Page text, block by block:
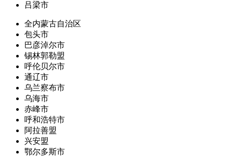
吕梁市
全内蒙古自治区
包头市
巴彦淖尔市
锡林郭勒盟
呼伦贝尔市
通辽市
乌兰察布市
乌海市
赤峰市
呼和浩特市
阿拉善盟
兴安盟
鄂尔多斯市